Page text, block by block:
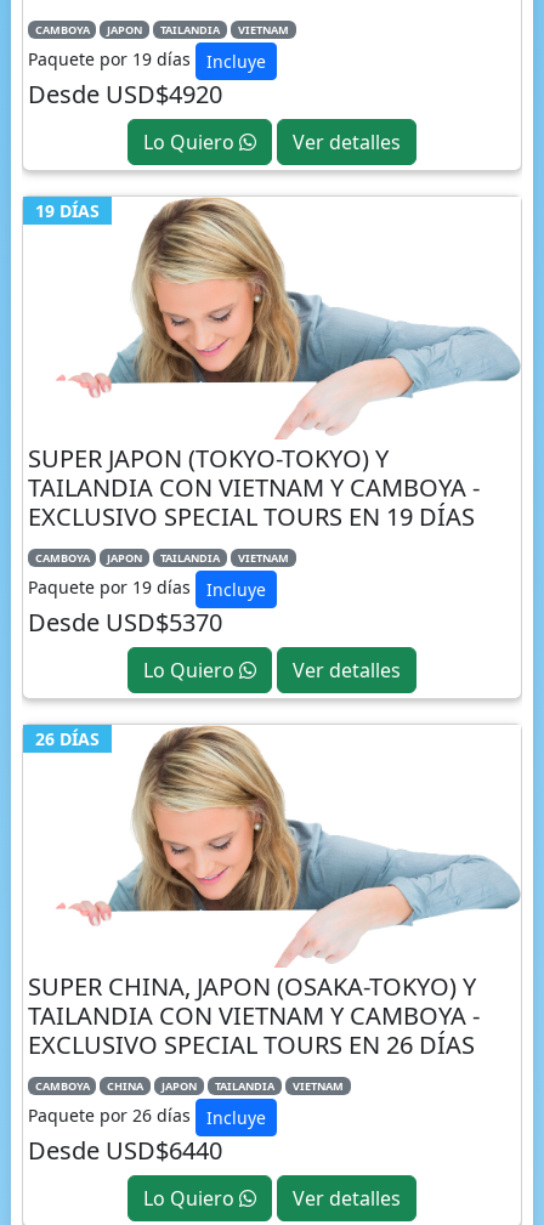
CAMBOYA JAPON TAILANDIA VIETNAM
Paquete por 19 días Incluye
Desde USD$4920
Lo Quiero Ver detalles
19 DÍAS
SUPER JAPON (TOKYO-TOKYO) Y
TAILANDIA CON VIETNAM Y CAMBOYA -
EXCLUSIVO SPECIAL TOURS EN 19 DÍAS
CAMBOYA JAPON TAILANDIA VIETNAM
Paquete por 19 días Incluye
Desde USD$5370
Lo Quiero Ver detalles
26 DÍAS
SUPER CHINA, JAPON (OSAKA-TOKYO) Y
TAILANDIA CON VIETNAM Y CAMBOYA -
EXCLUSIVO SPECIAL TOURS EN 26 DÍAS
CAMBOYA CHINA JAPON TAILANDIA VIETNAM
Paquete por 26 días Incluye
Desde USD$6440
Lo Quiero Ver detalles